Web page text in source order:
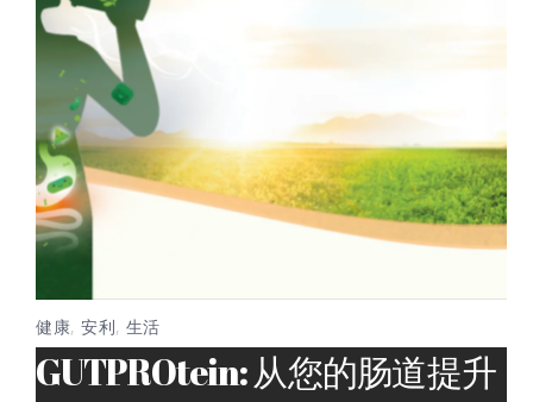
健康,安利, 生活
GUTPROtein: 从您的肠道提升